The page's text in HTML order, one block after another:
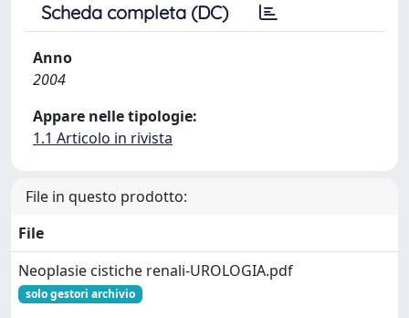
Scheda completa (DC)
Anno
2004
Appare nelle tipologie:
1.1 Articolo in rivista
File in questo prodotto:
File
Neoplasie cistiche renali-UROLOGIA.pdf
solo gestori archivio